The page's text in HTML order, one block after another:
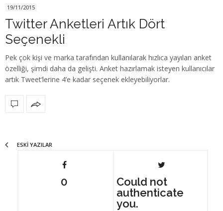
19/11/2015
Twitter Anketleri Artık Dört
Seçenekli
Pek çok kişi ve marka tarafından kullanılarak hızlıca yayılan anket
özelliği, şimdi daha da gelişti. Anket hazırlamak isteyen kullanıcılar
artık Tweet‘lerine 4’e kadar seçenek ekleyebiliyorlar.
ESKI YAZILAR
0
Could not
authenticate
you.